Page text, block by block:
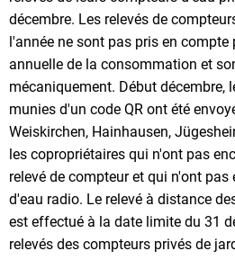
décembre. Les relevés de
l'année ne sont pas pris en
annuelle de la consommation et
mécaniquement. Début décembre,
munies d'un code QR ont été
Weiskirchen, Hainhausen,
les copropriétaires qui n'ont pas
relevé de compteur et qui n'ont pas
d'eau radio. Le relevé à distance
est effectué à la date limite du 31
relevés des compteurs privés de